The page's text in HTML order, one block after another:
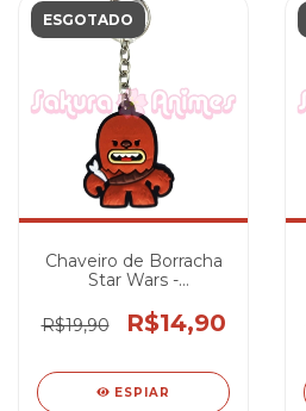
ESGOTADO
Chaveiro de Borracha
Star Wars -
R$19,90
R$14,90
ESPIAR